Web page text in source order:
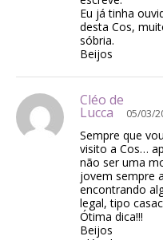
Eu já tinha
desta Cos,
sóbria.
Beijos
Cléo de
Lucca 05/03/
Sempre que
visito a Cos…
não ser uma
jovem sempre
encontrando
legal, tipo
Ótima dica!!!
Beijos